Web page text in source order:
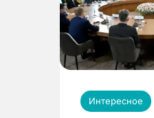
Интересное